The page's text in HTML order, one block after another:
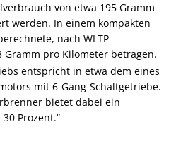
von etwa 195 Gramm
werden. In einem kompakten
nach WLTP
Gramm pro Kilometer betragen.
entspricht in etwa dem eines
mit 6-Gang-Schaltgetriebe.
bietet dabei ein
Prozent.“